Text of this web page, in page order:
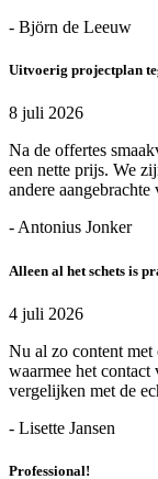
- Björn de Leeuw
Uitvoerig projectplan
8 juli 2026
Na de offertes
een nette prijs. We
andere
- Antonius Jonker
Alleen al het schets is
4 juli 2026
Nu al zo content met
waarmee het
vergelijken met de
- Lisette Jansen
Professional!